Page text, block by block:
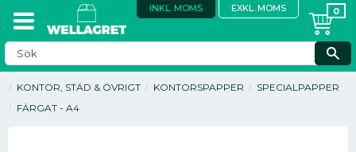
INKL. MOMS EXKL. MOMS
KONTOR, STÄD & ÖVRIGT KONTORSPAPPER
SPECIALPAPPER
FÄRGAT - A4